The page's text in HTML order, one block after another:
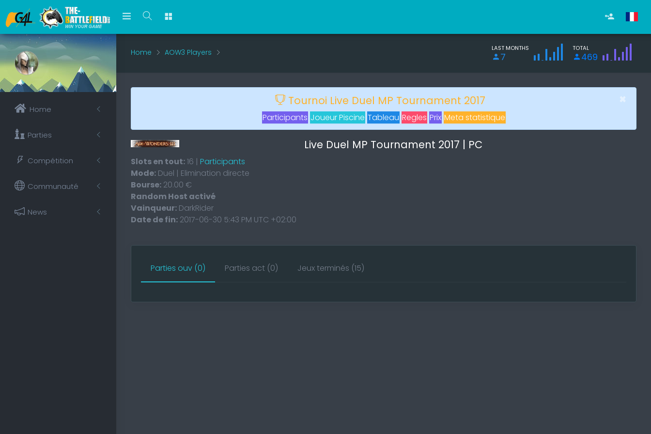
Home
Parties
Compétition
Communauté
News
Home AOW3 Players LAST MONTHS
7
TOTAL
469
×
Tournoi Live Duel MP Tournament 2017
Participants Joueur Piscine Tableau Regles Prix Meta statistique
Live Duel MP Tournament 2017 | PC
Slots en tout:16 | Participants
Mode: Duel | Elimination directe
Bourse: 20.00 €
Random Host activé
Vainqueur: DarkRider
Date de fin: 2017-06-30 5:43 PM UTC +02:00
Parties ouv (0) Parties act (0) Jeux terminés (15)